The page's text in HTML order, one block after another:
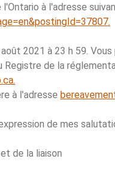
à l'adresse
2021 à 23 h 59.
de la
à l'adresse
de mes
de la liaison